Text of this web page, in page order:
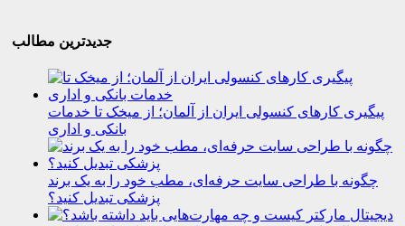
جدیدترین مطالب
پیگیری کارهای کنسولی ایران از آلمان؛ از میخک تا خدمات
بانکی و اداری
چگونه با طراحی سایت حرفه‌ای، مطب خود را به یک برند
پزشکی تبدیل کنید؟